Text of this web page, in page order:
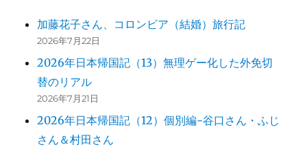
と
に
り加藤花子さん、コロンビア（結婚）旅行記
2026年7月22日
2026年日本帰国記（13）無理ゲー化した外免切
替のリアル
2026年7月21日
2026年日本帰国記（12）個別編-谷口さん・ふじ
さん＆村田さん